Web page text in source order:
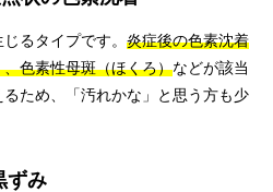
るタイプです。 炎症後の色素沈着
色素性母斑（ほくろ）などが該当
ため、「汚れかな」と思う方も少
ずみ